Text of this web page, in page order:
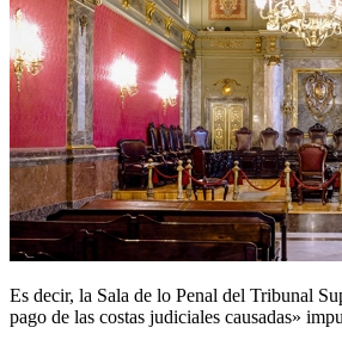
Es decir, la Sala de lo Penal del Tribunal
pago de las costas judiciales causadas»